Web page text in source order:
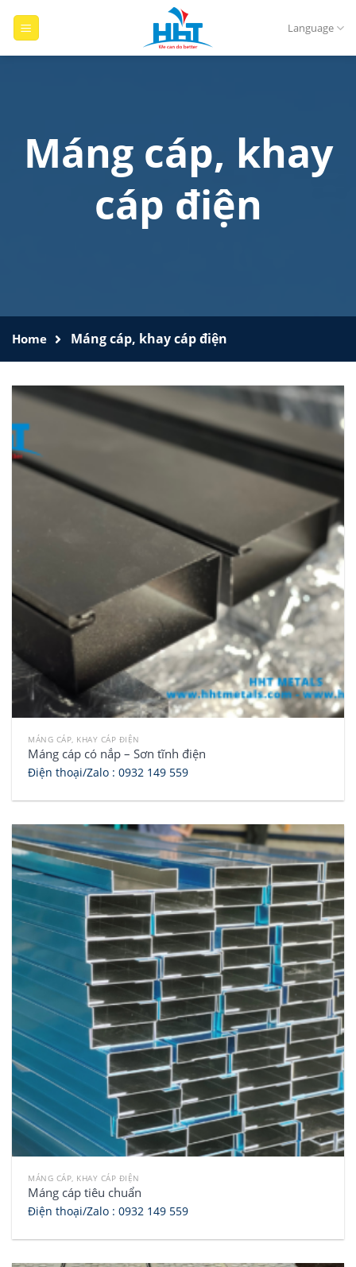
Language
Máng cáp, khay
cáp điện
Home Máng cáp, khay cáp điện
MÁNG CÁP, KHAY CÁP ĐIỆN
Máng cáp có nắp – Sơn tĩnh điện
Điện thoại/Zalo : 0932 149 559
MÁNG CÁP, KHAY CÁP ĐIỆN
Máng cáp tiêu chuẩn
Điện thoại/Zalo : 0932 149 559